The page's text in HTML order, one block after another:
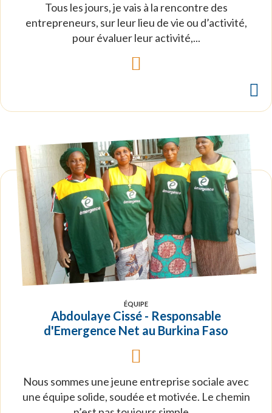
Tous les jours, je vais à la rencontre des
entrepreneurs, sur leur lieu de vie ou d’activité,
pour évaluer leur activité,...
ÉQUIPE
Abdoulaye Cissé - Responsable
d'Emergence Net au Burkina Faso
Nous sommes une jeune entreprise sociale avec
une équipe solide, soudée et motivée. Le chemin